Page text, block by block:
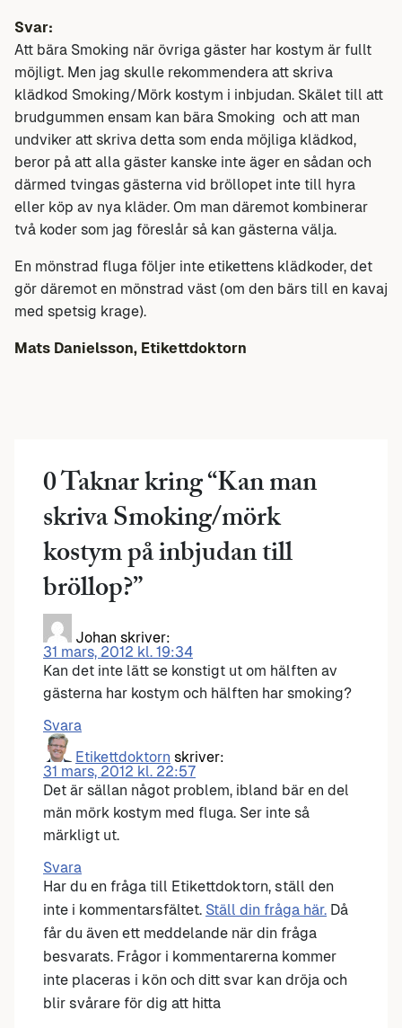
Svar:
Att bära Smoking när övriga gäster har kostym är fullt
möjligt. Men jag skulle rekommendera att skriva
klädkod Smoking/Mörk kostym i inbjudan. Skälet till att
brudgummen ensam kan bära Smoking och att man
undviker att skriva detta som enda möjliga klädkod,
beror på att alla gäster kanske inte äger en sådan och
därmed tvingas gästerna vid bröllopet inte till hyra
eller köp av nya kläder. Om man däremot kombinerar
två koder som jag föreslår så kan gästerna välja.
En mönstrad fluga följer inte etikettens klädkoder, det
gör däremot en mönstrad väst (om den bärs till en kavaj
med spetsig krage).
Mats Danielsson, Etikettdoktorn
0 Taknar kring “Kan man
skriva Smoking/mörk
kostym på inbjudan till
bröllop?”
Johan skriver:
31 mars, 2012 kl. 19:34
Kan det inte lätt se konstigt ut om hälften av
gästerna har kostym och hälften har smoking?
Svara
Etikettdoktorn skriver:
31 mars, 2012 kl. 22:57
Det är sällan något problem, ibland bär en del
män mörk kostym med fluga. Ser inte så
märkligt ut.
Svara
Har du en fråga till Etikettdoktorn, ställ den
inte i kommentarsfältet. Ställ din fråga här. Då
får du även ett meddelande när din fråga
besvarats. Frågor i kommentarerna kommer
inte placeras i kön och ditt svar kan dröja och
blir svårare för dig att hitta